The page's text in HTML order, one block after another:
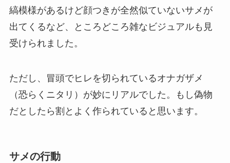
縞模様があるけど顔つきが全然似ていないサメが
出てくるなど、ところどころ雑なビジュアルも見
受けられました。
ただし、冒頭でヒレを切られているオナガザメ
（恐らくニタリ）が妙にリアルでした。もし偽物
だとしたら割とよく作られていると思います。
サメの行動